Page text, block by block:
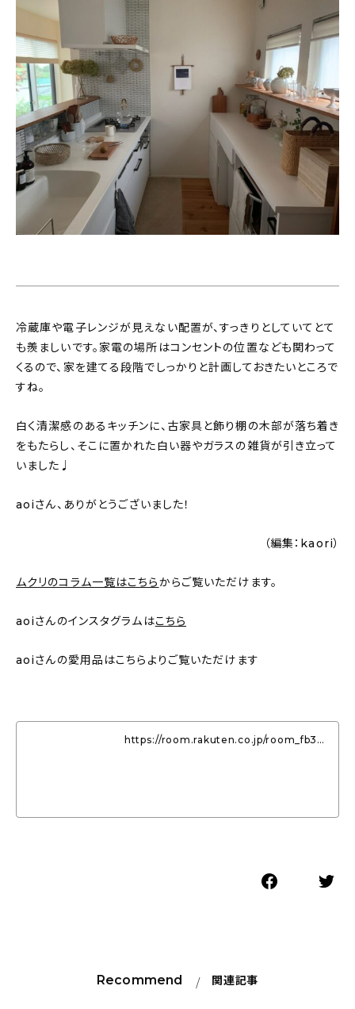
冷蔵庫や電子レンジが見えない配置が、すっきりとしていてとて
も羨ましいです。家電の場所はコンセントの位置なども関わって
くるので、家を建てる段階でしっかりと計画しておきたいところで
すね。
白く清潔感のあるキッチンに、古家具と飾り棚の木部が落ち着き
をもたらし、そこに置かれた白い器やガラスの雑貨が引き立って
いました♩
aoiさん、ありがとうございました！
（編集：kaori）
ムクリのコラム一覧はこちらからご覧いただけます。
aoiさんのインスタグラムはこちら
aoiさんの愛用品はこちらよりご覧いただけます
https://room.rakuten.co.jp/room_fb33
Recommend 関連記事